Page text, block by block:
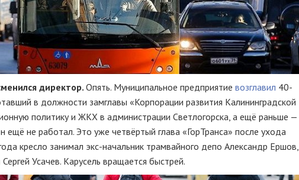
директор. Опять. Муниципальное предприятие возглавил 40-
в должности замглавы «Корпорации развития Калининградской
политику и ЖКХ в администрации Светлогорска, а ещё раньше —
не работал. Это уже четвёртый глава «ГорТранса» после ухода
кресло занимал экс-начальник трамвайного депо Александр Ершов,
Усачев. Карусель вращается быстрей.